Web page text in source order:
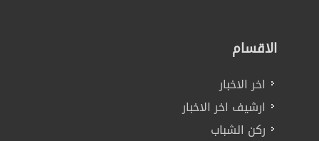
الاقسام
اخر الاخبار
ارشيف اخر الاخبار
ركن الشباب